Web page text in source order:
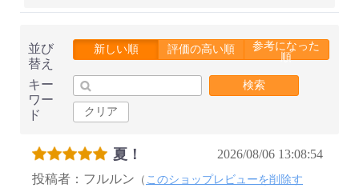
並び
替え
新しい順 評価の高い順
参考になった
順
キー
ワー
ド
検索
クリア
夏！
2026/08/06 13:08:54
投稿者：フルルン （ このショップレビューを削除す